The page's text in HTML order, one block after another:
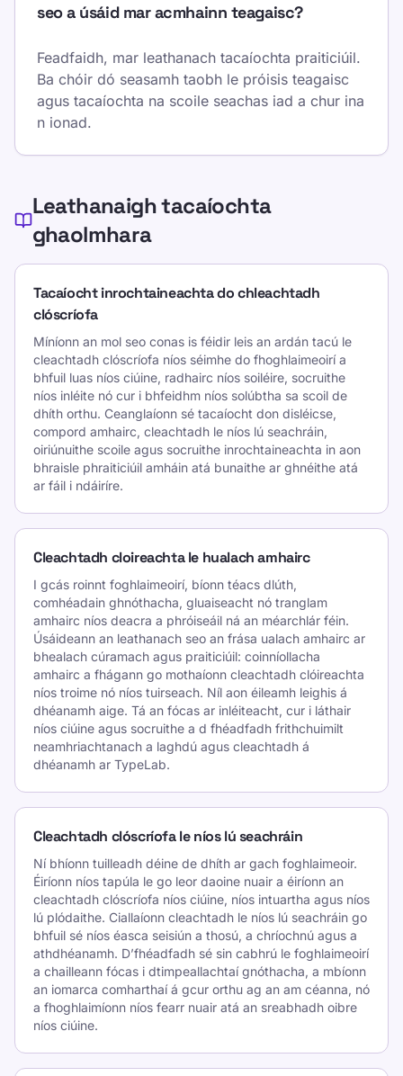
seo a úsáid mar acmhainn teagaisc?
Feadfaidh, mar leathanach tacaíochta praiticiúil.
Ba chóir dó seasamh taobh le próisis teagaisc
agus tacaíochta na scoile seachas iad a chur ina
n ionad.
Leathanaigh tacaíochta
ghaolmhara
Tacaíocht inrochtaineachta do chleachtadh
clóscríofa
Míníonn an mol seo conas is féidir leis an ardán tacú le
cleachtadh clóscríofa níos séimhe do fhoghlaimeoirí a
bhfuil luas níos ciúine, radhairc níos soiléire, socruithe
níos inléite nó cur i bhfeidhm níos solúbtha sa scoil de
dhíth orthu. Ceanglaíonn sé tacaíocht don disléicse,
compord amhairc, cleachtadh le níos lú seachráin,
oiriúnuithe scoile agus socruithe inrochtaineachta in aon
bhraisle phraiticiúil amháin atá bunaithe ar ghnéithe atá
ar fáil i ndáiríre.
Cleachtadh cloireachta le hualach amhairc
I gcás roinnt foghlaimeoirí, bíonn téacs dlúth,
comhéadain ghnóthacha, gluaiseacht nó tranglam
amhairc níos deacra a phróiseáil ná an méarchlár féin.
Úsáideann an leathanach seo an frása ualach amhairc ar
bhealach cúramach agus praiticiúil: coinníollacha
amhairc a fhágann go mothaíonn cleachtadh clóireachta
níos troime nó níos tuirseach. Níl aon éileamh leighis á
dhéanamh aige. Tá an fócas ar inléiteacht, cur i láthair
níos ciúine agus socruithe a d fhéadfadh frithchuimilt
neamhriachtanach a laghdú agus cleachtadh á
dhéanamh ar TypeLab.
Cleachtadh clóscríofa le níos lú seachráin
Ní bhíonn tuilleadh déine de dhíth ar gach foghlaimeoir.
Éiríonn níos tapúla le go leor daoine nuair a éiríonn an
cleachtadh clóscríofa níos ciúine, níos intuartha agus níos
lú plódaithe. Ciallaíonn cleachtadh le níos lú seachráin go
bhfuil sé níos éasca seisiún a thosú, a chríochnú agus a
athdhéanamh. D’fhéadfadh sé sin cabhrú le foghlaimeoirí
a chailleann fócas i dtimpeallachtaí gnóthacha, a mbíonn
an iomarca comharthaí á gcur orthu ag an am céanna, nó
a fhoghlaimíonn níos fearr nuair atá an sreabhadh oibre
níos ciúine.